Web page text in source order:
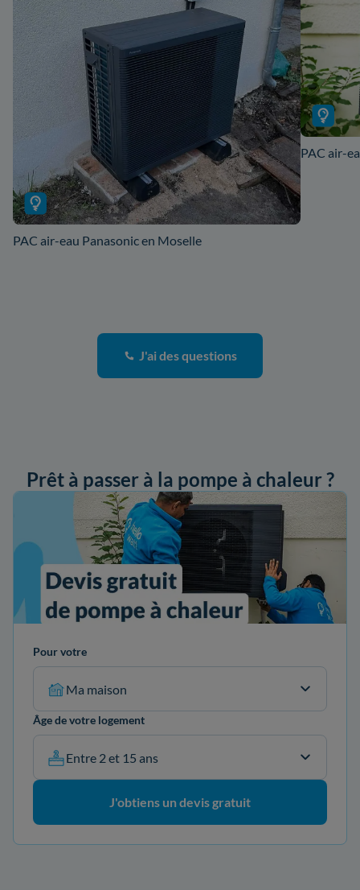
PAC air-eau Panasonic en Moselle
PAC air-
J'ai des questions
Prêt à passer à la pompe à chaleur ?
Pour votre
Ma maison
Âge de votre logement
Entre 2 et 15 ans
J'obtiens un devis gratuit